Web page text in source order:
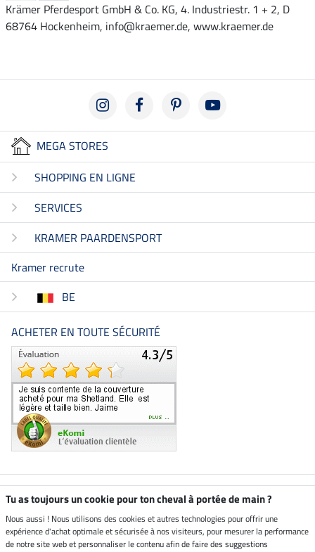
Krämer Pferdesport GmbH & Co. KG, 4. Industriestr. 1 + 2, D
68764 Hockenheim, info@kraemer.de, www.kraemer.de
MEGA STORES
SHOPPING EN LIGNE
SERVICES
KRAMER PAARDENSPORT
Kramer recrute
BE
ACHETER EN TOUTE SÉCURITÉ
Boutique climatiquement
Livraison par
Tu as toujours un cookie pour ton cheval à portée de main ?
Nous aussi ! Nous utilisons des cookies et autres technologies pour offrir une
expérience d'achat optimale et sécurisée à nos visiteurs, pour mesurer la performance
de notre site web et personnaliser le contenu afin de faire des suggestions